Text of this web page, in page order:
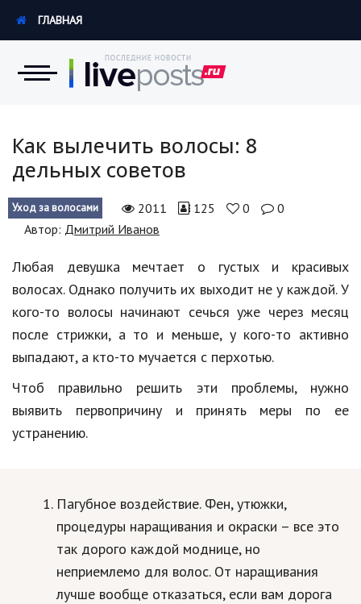
Экономика
Происшествия
Наука и техника
Политика
Образование
В мире
Культура
Спорт
Знаменитости
Статьи
ГЛАВНАЯ
Как вылечить волосы: 8
дельных советов
Уход за волосами 2011 125 0
0
Автор: Дмитрий Иванов
Любая девушка мечтает о густых и красивых
волосах. Однако получить их выходит не у каждой. У
кого-то волосы начинают сечься уже через месяц
после стрижки, а то и меньше, у кого-то активно
выпадают, а кто-то мучается с перхотью.
Чтоб правильно решить эти проблемы, нужно
выявить первопричину и принять меры по ее
устранению.
Пагубное воздействие. Фен, утюжки,
процедуры наращивания и окраски – все это
так дорого каждой моднице, но
неприемлемо для волос. От наращивания
лучше вообще отказаться, если вам дорога